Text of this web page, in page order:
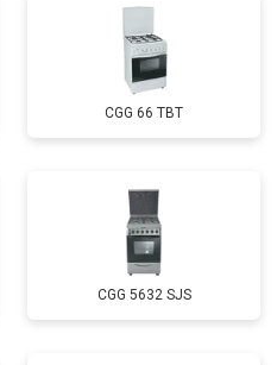
CGG 66 TBT
CGG 5632 SJS